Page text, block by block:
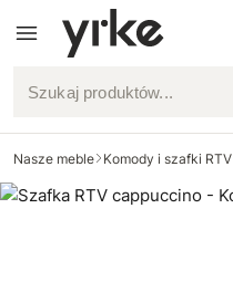
Szukaj produktów...
Nasze meble Komody i szafki RTV